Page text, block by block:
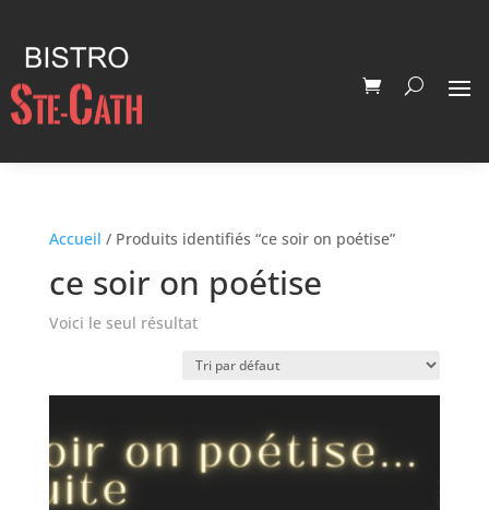
Accueil / Produits identifiés “ce soir on poétise”
ce soir on poétise
Voici le seul résultat